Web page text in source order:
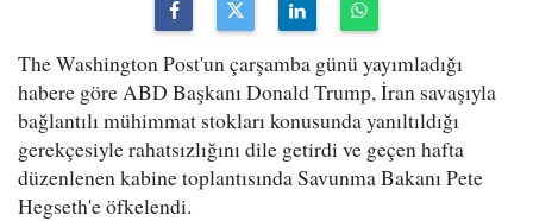
The Washington Post'un çarşamba günü yayımladığı
habere göre ABD Başkanı Donald Trump, İran savaşıyla
bağlantılı mühimmat stokları konusunda yanıltıldığı
gerekçesiyle rahatsızlığını dile getirdi ve geçen hafta
düzenlenen kabine toplantısında Savunma Bakanı Pete
Hegseth'e öfkelendi.